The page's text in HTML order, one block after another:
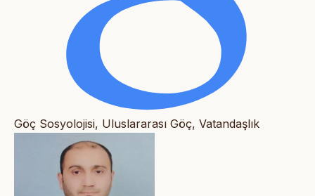
Göç Sosyolojisi, Uluslararası Göç, Vatandaşlık